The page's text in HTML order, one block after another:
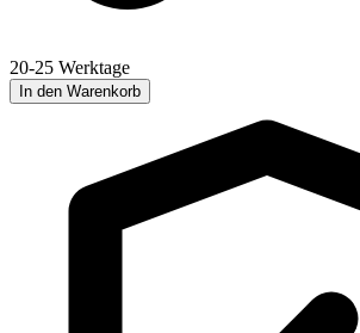
20-25 Werktage
In den Warenkorb